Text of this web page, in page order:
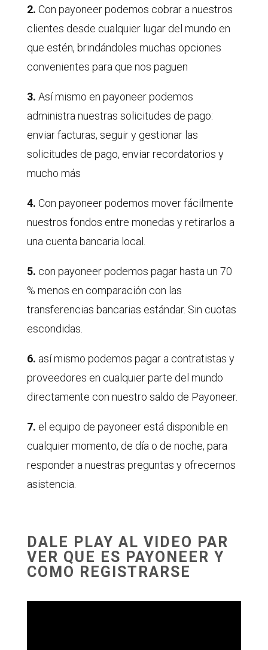
2. Con payoneer podemos cobrar a nuestros
clientes desde cualquier lugar del mundo en
que estén, brindándoles muchas opciones
convenientes para que nos paguen
3. Así mismo en payoneer podemos
administra nuestras solicitudes de pago:
enviar facturas, seguir y gestionar las
solicitudes de pago, enviar recordatorios y
mucho más
4. Con payoneer podemos mover fácilmente
nuestros fondos entre monedas y retirarlos a
una cuenta bancaria local.
5. con payoneer podemos pagar hasta un 70
% menos en comparación con las
transferencias bancarias estándar. Sin cuotas
escondidas.
6. así mismo podemos pagar a contratistas y
proveedores en cualquier parte del mundo
directamente con nuestro saldo de Payoneer.
7. el equipo de payoneer está disponible en
cualquier momento, de día o de noche, para
responder a nuestras preguntas y ofrecernos
asistencia.
DALE PLAY AL VIDEO PAR
VER QUE ES PAYONEER Y
COMO REGISTRARSE